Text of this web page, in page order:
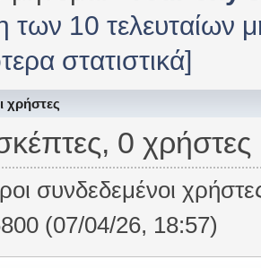
των 10 τελευταίων
στατιστικά]
χρήστες
0 χρήστες
συνδεδεμένοι
(07/04/26, 18:57)